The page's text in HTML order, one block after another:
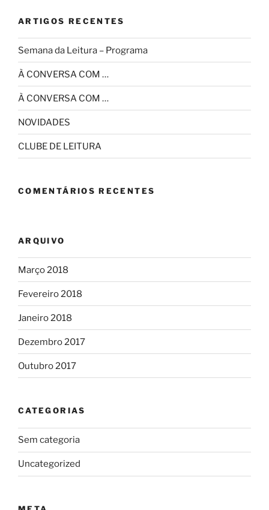
ARTIGOS RECENTES
Semana da Leitura – Programa
À CONVERSA COM …
À CONVERSA COM …
NOVIDADES
CLUBE DE LEITURA
COMENTÁRIOS RECENTES
ARQUIVO
Março 2018
Fevereiro 2018
Janeiro 2018
Dezembro 2017
Outubro 2017
CATEGORIAS
Sem categoria
Uncategorized